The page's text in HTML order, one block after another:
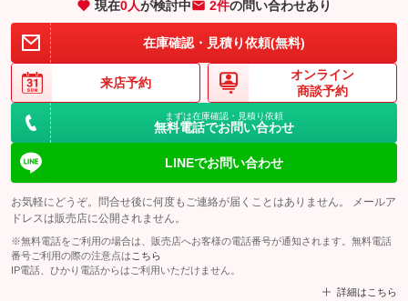
現在0人が検討中 2件の問い合わせあり
在庫確認・見積り依頼(無料)
来店予約
オンライン
商談予約
まずは在庫確認・見積り依頼
無料電話でお問い合わせ
LINEでお問い合わせ
お気軽にどうぞ。問合せ後に何度もご連絡が届くことはありません。 メールア
ドレスは販売店に公開されません。
※無料電話をご利用の場合は、販売店へお客様の電話番号が通知されます。無料電話
番号ご利用の際の注意点は こちら
IP電話、ひかり電話からはご利用いただけません。
詳細はこちら